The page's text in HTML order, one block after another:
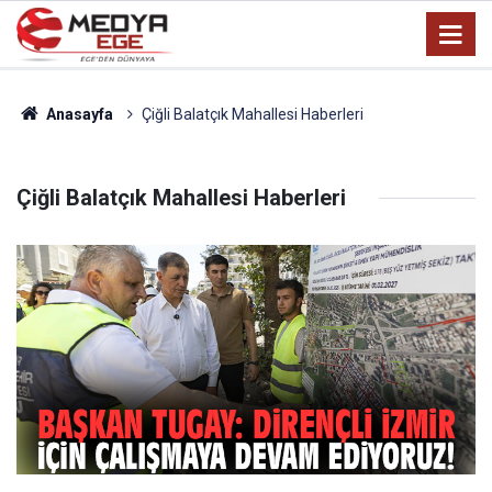
Anasayfa Çiğli Balatçık Mahallesi Haberleri
Çiğli Balatçık Mahallesi Haberleri